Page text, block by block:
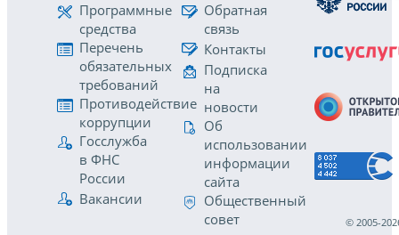
Программные
средства
Перечень
обязательных
требований
Противодействие
коррупции
Госслужба
в ФНС
России
Вакансии
Обратная
связь
Контакты
Подписка
на
новости
Об
использовании
информации
сайта
Общественный
совет
© 2005-